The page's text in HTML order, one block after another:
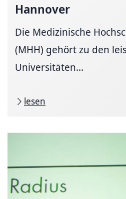
Hannover
Die Medizinische
(MHH) gehört zu den
Universitäten...
lesen